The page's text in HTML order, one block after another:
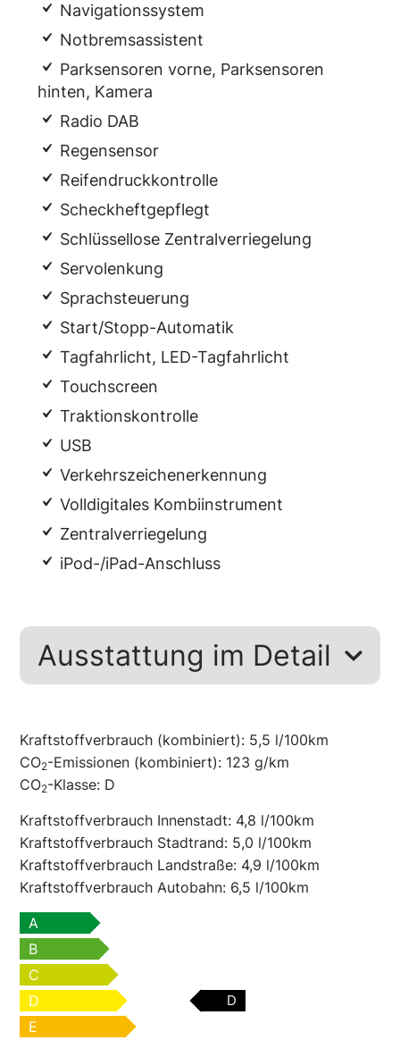
Navigationssystem
Notbremsassistent
Parksensoren vorne, Parksensoren
hinten, Kamera
Radio DAB
Regensensor
Reifendruckkontrolle
Scheckheftgepflegt
Schlüssellose Zentralverriegelung
Servolenkung
Sprachsteuerung
Start/Stopp-Automatik
Tagfahrlicht, LED-Tagfahrlicht
Touchscreen
Traktionskontrolle
USB
Verkehrszeichenerkennung
Volldigitales Kombiinstrument
Zentralverriegelung
iPod-/iPad-Anschluss
Ausstattung im Detail
Kraftstoffverbrauch (kombiniert): 5,5 l/100km
CO2-Emissionen (kombiniert): 123 g/km
CO2-Klasse: D
Kraftstoffverbrauch Innenstadt: 4,8 l/100km
Kraftstoffverbrauch Stadtrand: 5,0 l/100km
Kraftstoffverbrauch Landstraße: 4,9 l/100km
Kraftstoffverbrauch Autobahn: 6,5 l/100km
A
B
C
D
D
E